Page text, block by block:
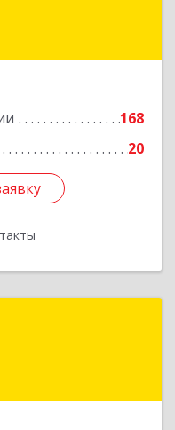
168
20
область - Кузбасс,
Подробнее
область - Кузбасс,